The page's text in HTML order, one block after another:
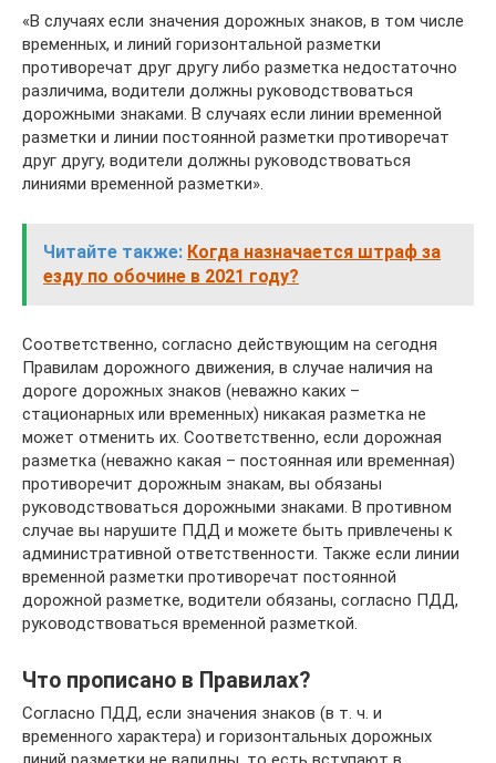
«В случаях если значения дорожных знаков, в том числе
временных, и линий горизонтальной разметки
противоречат друг другу либо разметка недостаточно
различима, водители должны руководствоваться
дорожными знаками. В случаях если линии временной
разметки и линии постоянной разметки противоречат
друг другу, водители должны руководствоваться
линиями временной разметки».
Читайте также: Когда назначается штраф за
езду по обочине в 2021 году?
Соответственно, согласно действующим на сегодня
Правилам дорожного движения, в случае наличия на
дороге дорожных знаков (неважно каких –
стационарных или временных) никакая разметка не
может отменить их. Соответственно, если дорожная
разметка (неважно какая – постоянная или временная)
противоречит дорожным знакам, вы обязаны
руководствоваться дорожными знаками. В противном
случае вы нарушите ПДД и можете быть привлечены к
административной ответственности. Также если линии
временной разметки противоречат постоянной
дорожной разметке, водители обязаны, согласно ПДД,
руководствоваться временной разметкой.
Что прописано в Правилах?
Согласно ПДД, если значения знаков (в т. ч. и
временного характера) и горизонтальных дорожных